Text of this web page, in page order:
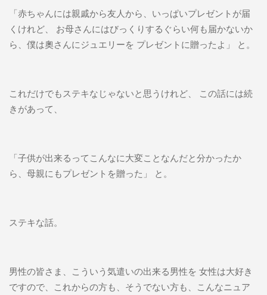
「赤ちゃんには親戚から友人から、いっぱいプレゼントが届
くけれど、 お母さんにはびっくりするぐらい何も届かないか
ら、僕は奧さんにジュエリーを プレゼントに贈ったよ」 と。
これだけでもステキなじゃないと思うけれど、 この話には続
きがあって、
「子供が出来るってこんなに大変ことなんだと分かったか
ら、母親にもプレゼントを贈った」 と。
ステキな話。
男性の皆さま、こういう気遣いの出来る男性を 女性は大好き
ですので、これからの方も、そうでない方も、こんなニュア